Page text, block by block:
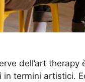
dell’art therapy
in termini artistici.